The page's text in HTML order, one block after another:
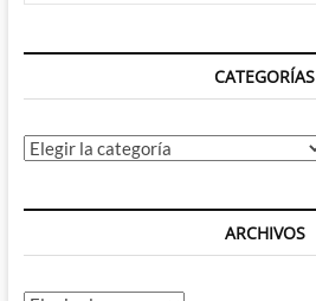
que
leer
CATEGORÍAS
Categorías
ARCHIVOS